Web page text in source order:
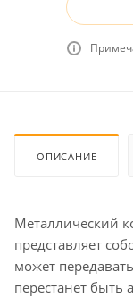
ОПИСАНИЕ
Металлический
представляет
может
перестанет быть